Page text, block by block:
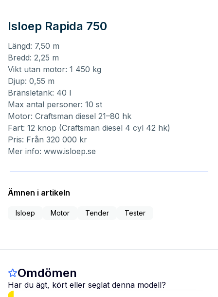
Isloep Rapida 750
Längd: 7,50 m
Bredd: 2,25 m
Vikt utan motor: 1 450 kg
Djup: 0,55 m
Bränsletank: 40 l
Max antal personer: 10 st
Motor: Craftsman diesel 21–80 hk
Fart: 12 knop (Craftsman diesel 4 cyl 42 hk)
Pris: Från 320 000 kr
Mer info: www.isloep.se
Ämnen i artikeln
Isloep Motor Tender Tester
Omdömen
Har du ägt, kört eller seglat denna modell?